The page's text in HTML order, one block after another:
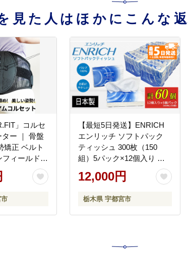
見た人はほかにこんな
」コルセ
ー ｜ 骨盤
矯正 ベルト
フィールド
ト 耐久性
レ デスクワ
洗濯機
【最短5日発送】ENRICH
エンリッチ ソフトパック
ティッシュ 300枚（150
組）5パック×12個入り 計
60個【日本製】| 日用品 消
耗品 まとめ買い 常備品 生
60個
12,000円
栃木県 宇都宮市